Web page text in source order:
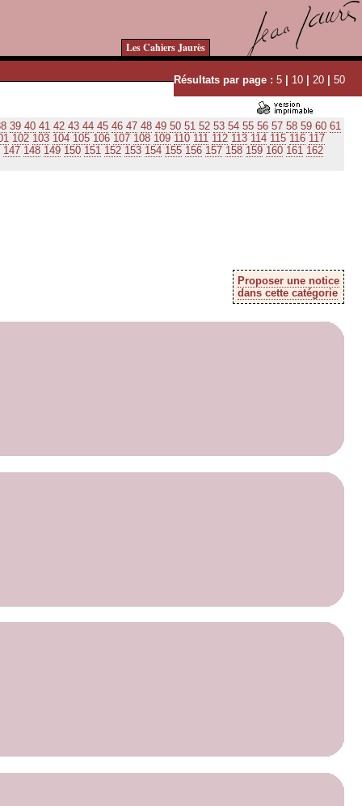
Les Cahiers Jaurès
Résultats par page : 5 | 10 | 20 | 50
39 40 41 42 43 44 45 46 47 48 49 50 51 52 53 54 55 56 57 58 59 60 61
102 103 104 105 106 107 108 109 110 111 112 113 114 115 116 117
147 148 149 150 151 152 153 154 155 156 157 158 159 160 161 162
Proposer une notice
dans cette catégorie